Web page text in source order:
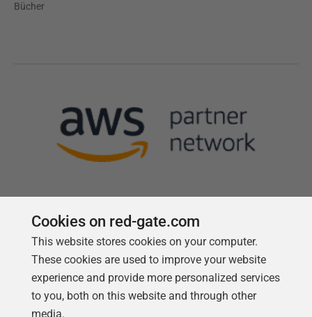
Bücher
Follow us
Cookies on red-gate.com
This website stores cookies on your computer.
These cookies are used to improve your website
experience and provide more personalized services
to you, both on this website and through other
media.